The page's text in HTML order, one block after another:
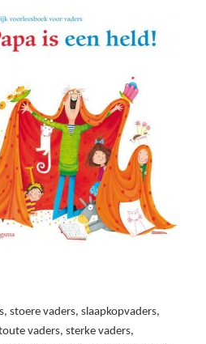
stoere vaders, slaapkopvaders,
vaders, sterke vaders,